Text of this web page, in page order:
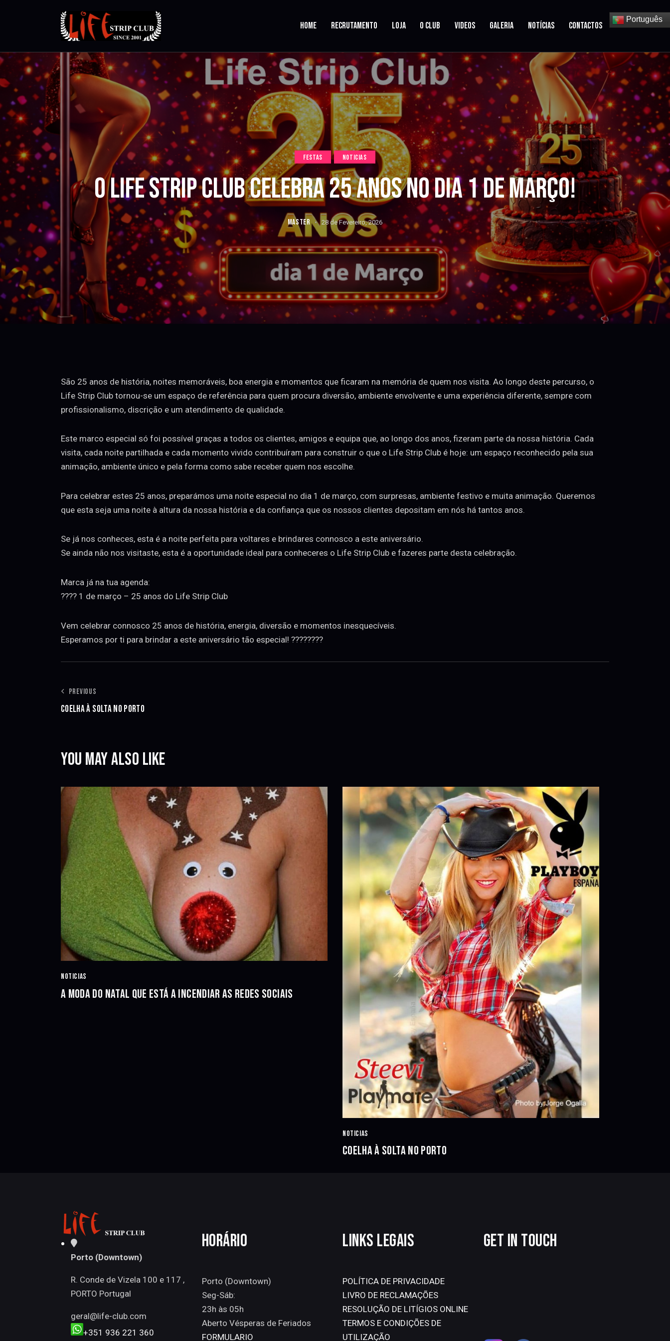
HOME RECRUTAMENTO LOJA O CLUB VIDEOS GALERIA NOTÍCIAS CONTACTOS
Português
FESTAS NOTICIAS
O LIFE STRIP CLUB CELEBRA 25 ANOS NO DIA 1 DE MARÇO!
MASTER 28 de Fevereiro, 2026
São 25 anos de história, noites memoráveis, boa energia e momentos que ficaram na memória de quem nos visita. Ao longo deste percurso, o
Life Strip Club tornou-se um espaço de referência para quem procura diversão, ambiente envolvente e uma experiência diferente, sempre com
profissionalismo, discrição e um atendimento de qualidade.
Este marco especial só foi possível graças a todos os clientes, amigos e equipa que, ao longo dos anos, fizeram parte da nossa história. Cada
visita, cada noite partilhada e cada momento vivido contribuíram para construir o que o Life Strip Club é hoje: um espaço reconhecido pela sua
animação, ambiente único e pela forma como sabe receber quem nos escolhe.
Para celebrar estes 25 anos, preparámos uma noite especial no dia 1 de março, com surpresas, ambiente festivo e muita animação. Queremos
que esta seja uma noite à altura da nossa história e da confiança que os nossos clientes depositam em nós há tantos anos.
Se já nos conheces, esta é a noite perfeita para voltares e brindares connosco a este aniversário.
Se ainda não nos visitaste, esta é a oportunidade ideal para conheceres o Life Strip Club e fazeres parte desta celebração.
Marca já na tua agenda:
???? 1 de março – 25 anos do Life Strip Club
Vem celebrar connosco 25 anos de história, energia, diversão e momentos inesquecíveis.
Esperamos por ti para brindar a este aniversário tão especial! ????????
NAVEGAÇÃO
ARTIGOS
PREVIOUS
COELHA À SOLTA NO PORTO
YOU MAY ALSO LIKE
NOTICIAS
A MODA DO NATAL QUE ESTÁ A INCENDIAR AS REDES SOCIAIS
NOTICIAS
COELHA À SOLTA NO PORTO
Porto (Downtown)
R. Conde de Vizela 100 e 117 ,
PORTO Portugal
geral@life-club.com
+351 936 221 360
HORÁRIO
Porto (Downtown)
Seg-Sáb:
23h às 05h
Aberto Vésperas de Feriados
FORMULARIO
LINKS LEGAIS
POLÍTICA DE PRIVACIDADE
LIVRO DE RECLAMAÇÕES
RESOLUÇÃO DE LITÍGIOS ONLINE
TERMOS E CONDIÇÕES DE
UTILIZAÇÃO
GET IN TOUCH